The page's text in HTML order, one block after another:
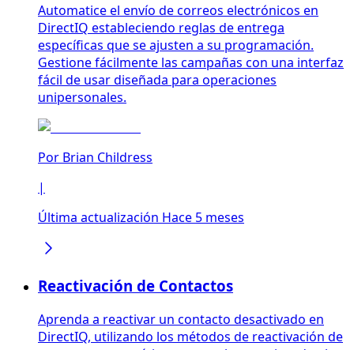
Automatice el envío de correos electrónicos en
DirectIQ estableciendo reglas de entrega
específicas que se ajusten a su programación.
Gestione fácilmente las campañas con una interfaz
fácil de usar diseñada para operaciones
unipersonales.
Por Brian Childress
|
Última actualización Hace 5 meses
Reactivación de Contactos
Aprenda a reactivar un contacto desactivado en
DirectIQ, utilizando los métodos de reactivación de